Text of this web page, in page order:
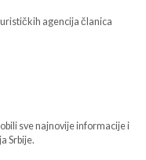
agencija članica
sve najnovije informacije i
Srbije.